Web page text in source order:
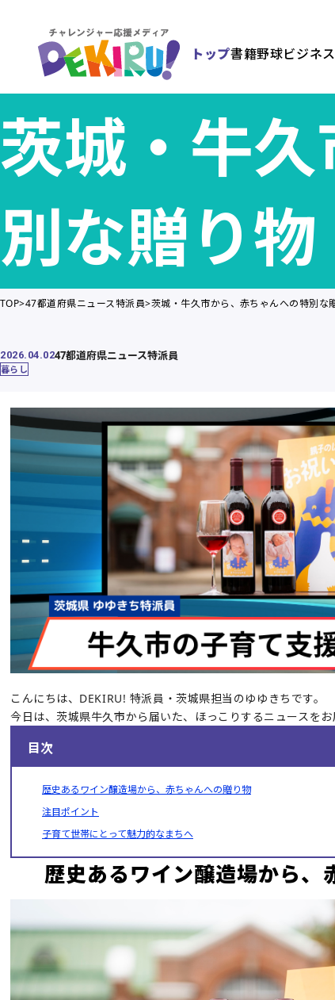
トップ書籍野球ビジネ
茨城・牛
別な贈り物
TOP 47都道府県ニュース特派員 茨城・牛久市から、赤ちゃんへの特別な
2026.04.0247都道府県ニュース特派員
暮らし
こんにちは、DEKIRU! 特派員・茨城県担当のゆゆきちです。
今日は、茨城県牛久市から届いた、ほっこりするニュースをお
目次
歴史あるワイン醸造場から、赤ちゃんへの贈り物
注目ポイント
子育て世帯にとって魅力的なまちへ
歴史あるワイン醸造場から、